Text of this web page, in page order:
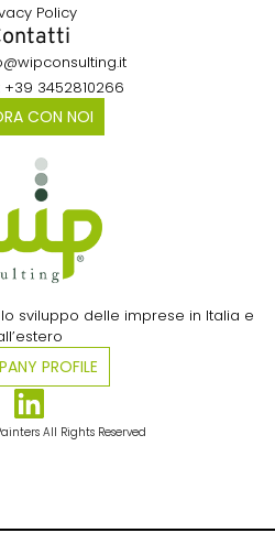
sviluppo delle imprese in Italia e
PROFILE
All Rights Reserved
Policy
3452810266
CON NOI